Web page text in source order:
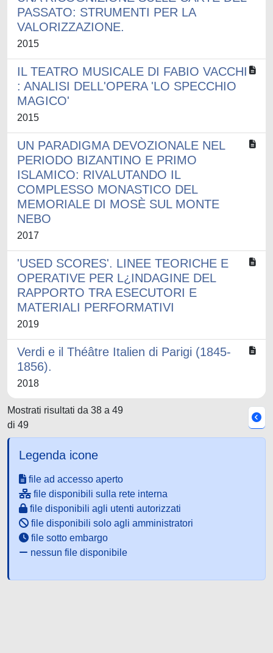
PASSATO: STRUMENTI PER LA
VALORIZZAZIONE.
2015
IL TEATRO MUSICALE DI FABIO VACCHI
: ANALISI DELL'OPERA 'LO SPECCHIO
MAGICO'
2015
UN PARADIGMA DEVOZIONALE NEL
PERIODO BIZANTINO E PRIMO
ISLAMICO: RIVALUTANDO IL
COMPLESSO MONASTICO DEL
MEMORIALE DI MOSÈ SUL MONTE
NEBO
2017
'USED SCORES'. LINEE TEORICHE E
OPERATIVE PER L¿INDAGINE DEL
RAPPORTO TRA ESECUTORI E
MATERIALI PERFORMATIVI
2019
Verdi e il Théâtre Italien di Parigi (1845-
1856).
2018
Mostrati risultati da 38 a 49
di 49
Legenda icone
file ad accesso aperto
file disponibili sulla rete interna
file disponibili agli utenti autorizzati
file disponibili solo agli amministratori
file sotto embargo
nessun file disponibile